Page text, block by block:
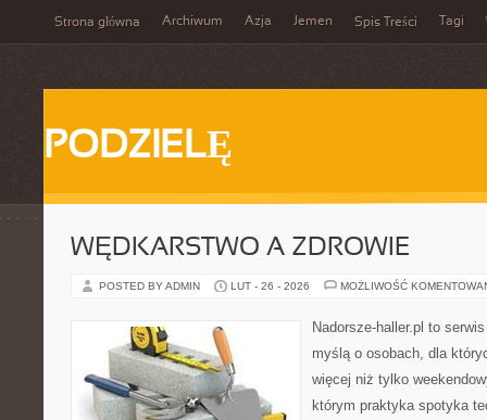
Strona główna Archiwum Azja Jemen Spis Treści Tagi
PODZIELĘ
WĘDKARSTWO A ZDROWIE
POSTED BY ADMIN LUT - 26 - 2026 MOŻLIWOŚĆ
Nadorsze-haller.pl to
myślą o osobach, dla
więcej niż tylko
którym praktyka spotyka